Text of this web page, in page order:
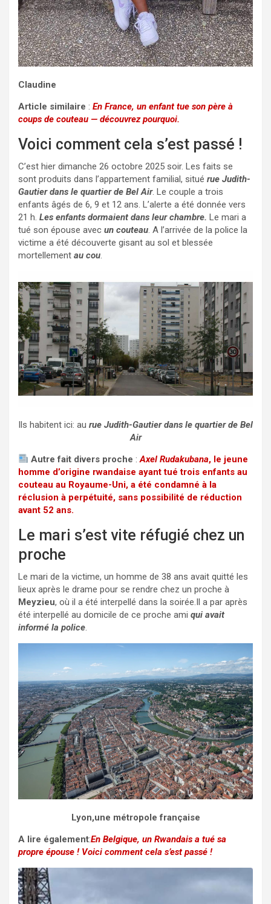
Claudine
Article similaire : En France, un enfant tue son père à
coups de couteau — découvrez pourquoi.
Voici comment cela s’est passé !
C’est hier dimanche 26 octobre 2025 soir. Les faits se
sont produits dans l’appartement familial, situé rue Judith-
Gautier dans le quartier de Bel Air. Le couple a trois
enfants âgés de 6, 9 et 12 ans. L’alerte a été donnée vers
21 h. Les enfants dormaient dans leur chambre. Le mari a
tué son épouse avec un couteau. A l’arrivée de la police la
victime a été découverte gisant au sol et blessée
mortellement au cou.
Ils habitent ici: au rue Judith-Gautier dans le quartier de Bel
Air
Autre fait divers proche :Axel Rudakubana, le jeune
homme d’origine rwandaise ayant tué trois enfants au
couteau au Royaume-Uni, a été condamné à la
réclusion à perpétuité, sans possibilité de réduction
avant 52 ans.
Le mari s’est vite réfugié chez un
proche
Le mari de la victime, un homme de 38 ans avait quitté les
lieux après le drame pour se rendre chez un proche à
Meyzieu, où il a été interpellé dans la soirée.Il a par après
été interpellé au domicile de ce proche ami qui avait
informé la police.
Lyon,une métropole française
A lire également:En Belgique, un Rwandais a tué sa
propre épouse ! Voici comment cela s’est passé !